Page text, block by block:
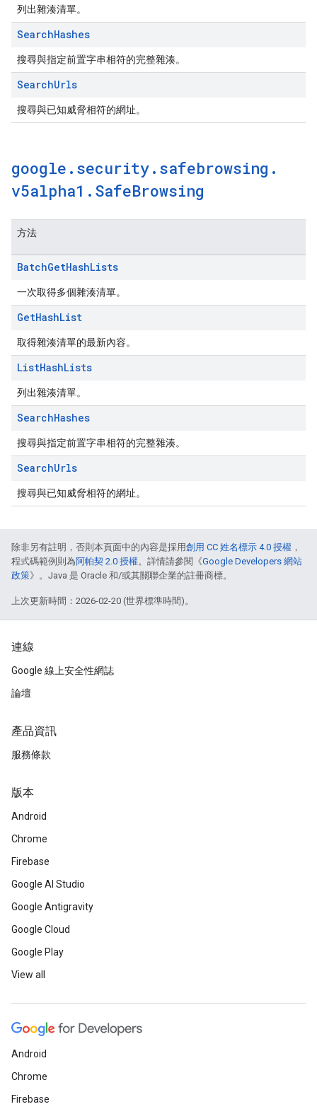
列出雜湊清單。
SearchHashes
搜尋與指定前置字串相符的完整雜湊。
SearchUrls
搜尋與已知威脅相符的網址。
google . security. safebrowsing .
v5alpha1 . SafeBrowsing
方法
BatchGetHashLists
一次取得多個雜湊清單。
GetHashList
取得雜湊清單的最新內容。
ListHashLists
列出雜湊清單。
SearchHashes
搜尋與指定前置字串相符的完整雜湊。
SearchUrls
搜尋與已知威脅相符的網址。
除非另有註明，否則本頁面中的內容是採用創用 CC 姓名標示 4.0 授權 ，
程式碼範例則為阿帕契 2.0 授權。詳情請參閱《Google Developers 網站
政策》。Java 是 Oracle 和/或其關聯企業的註冊商標。
上次更新時間：2026-02-20 (世界標準時間)。
連線
Google 線上安全性網誌
論壇
產品資訊
服務條款
版本
Android
Chrome
Firebase
Google AI Studio
Google Antigravity
Google Cloud
Google Play
View all
Android
Chrome
Firebase